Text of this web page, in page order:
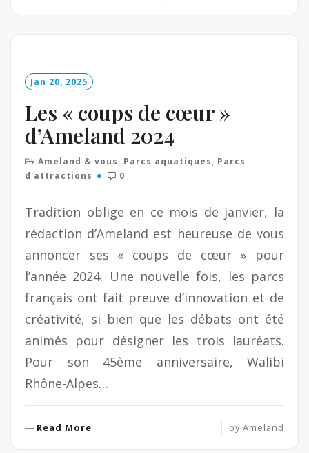
r
Jan 20, 2025
Les « coups de cœur »
d’Ameland 2024
Ameland & vous, Parcs aquatiques, Parcs
d'attractions
0
Tradition oblige en ce mois de janvier, la
rédaction d’Ameland est heureuse de vous
annoncer ses « coups de cœur » pour
l’année 2024. Une nouvelle fois, les parcs
français ont fait preuve d’innovation et de
créativité, si bien que les débats ont été
animés pour désigner les trois lauréats.
Pour son 45ème anniversaire, Walibi
Rhône-Alpes…
Read More by Ameland